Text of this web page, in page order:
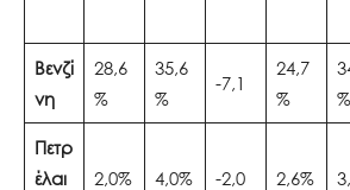
Βενζί
νη
28,6
%
35,6
%
-7,1
24,7
%
%
Πετρ
έλαι
2,0% 4,0% -2,0 2,6%